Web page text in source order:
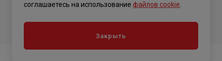
соглашаетесь на использование файлов cookie
Закрыть